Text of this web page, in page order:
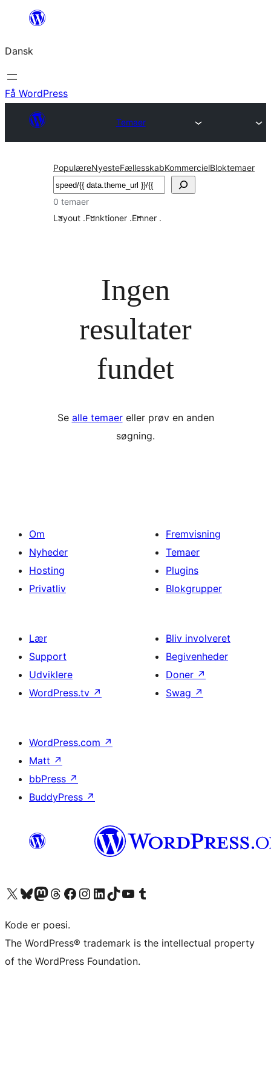
Spring
indhold
Dansk
Få WordPress
Temaer
PopulæreNyesteFællesskabKommercielBloktemaer
Søg
0 temaer
Layout .Funktioner .Emner .
Ingen
resultater
fundet
Se alle temaereller prøv en anden
søgning.
Om
Nyheder
Hosting
Privatliv
Fremvisning
Temaer
Plugins
Blokgrupper
Lær
Support
Udviklere
WordPress.tv ↗
Bliv involveret
Begivenheder
Doner ↗
Swag ↗
WordPress.com ↗
Matt ↗
bbPress ↗
BuddyPress ↗
Besøg vores X (tidligere Twitter) konto
Besøg vores Bluesky-konto
Besøg vores Mastodon konto
Besøg vores Threads-konto
Besøg vores Facebook sideBesøg vores Instagram konto
Besøg vores LinkedIn konto
Besøg vores TikTok-konto
Besøg vores YouTube-kanalBesøg vores Tumblr-konto
Kode er poesi.
The WordPress® trademark is the intellectual property
of the WordPress Foundation.